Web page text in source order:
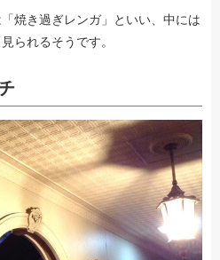
焼き過ぎレンガ」といい、中には
られるそうです。